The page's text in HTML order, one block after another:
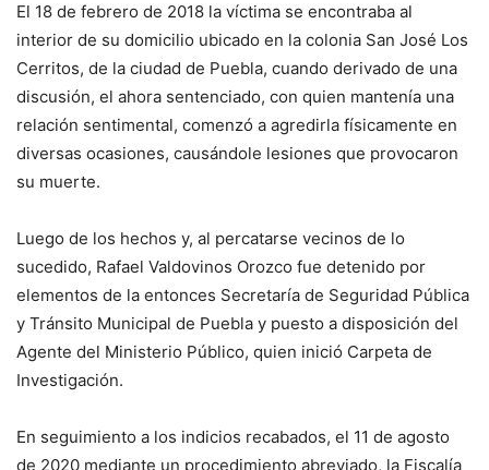
El 18 de febrero de 2018 la víctima se encontraba al
interior de su domicilio ubicado en la colonia San José Los
Cerritos, de la ciudad de Puebla, cuando derivado de una
discusión, el ahora sentenciado, con quien mantenía una
relación sentimental, comenzó a agredirla físicamente en
diversas ocasiones, causándole lesiones que provocaron
su muerte.
Luego de los hechos y, al percatarse vecinos de lo
sucedido, Rafael Valdovinos Orozco fue detenido por
elementos de la entonces Secretaría de Seguridad Pública
y Tránsito Municipal de Puebla y puesto a disposición del
Agente del Ministerio Público, quien inició Carpeta de
Investigación.
En seguimiento a los indicios recabados, el 11 de agosto
de 2020 mediante un procedimiento abreviado, la Fiscalía